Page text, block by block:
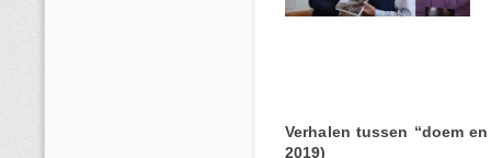
Verhalen tussen “doem
2019)